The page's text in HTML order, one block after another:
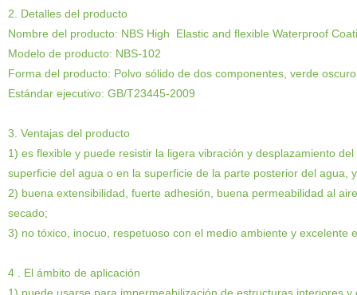
2. Detalles del producto
Nombre del producto: NBS High Elasticand flexible Waterproof
Modelo de producto: NBS-102
Forma del producto: Polvo sólido de dos componentes, verde
Estándar ejecutivo: GB/T23445-2009
3. Ventajas del producto
1) es flexible y puede resistir la ligera vibración y desplazamiento
superficie del agua o en la superficie de la parte posterior del agua,
2) buena extensibilidad, fuerte adhesión, buena permeabilidad al
secado;
3) no tóxico, inocuo, respetuoso con el medio ambiente y excelente
4
. El ámbito de aplicación